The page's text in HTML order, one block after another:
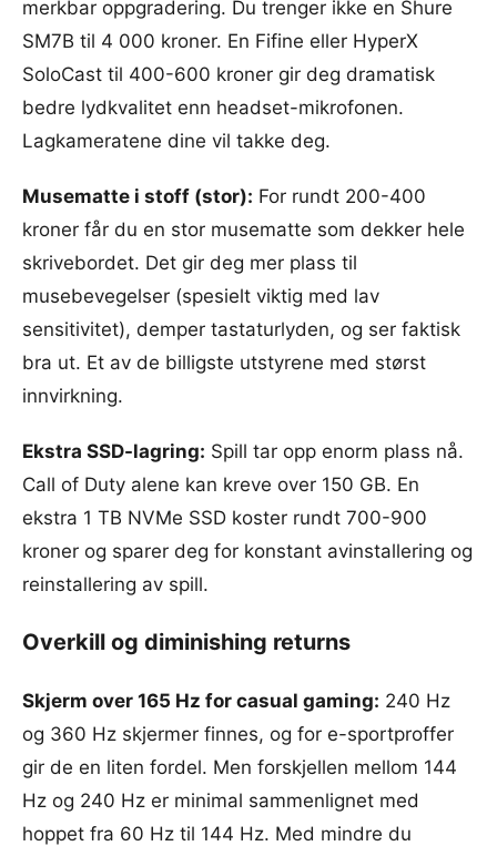
merkbar oppgradering. Du trenger ikke en Shure
SM7B til 4 000 kroner. En Fifine eller HyperX
SoloCast til 400-600 kroner gir deg dramatisk
bedre lydkvalitet enn headset-mikrofonen.
Lagkameratene dine vil takke deg.
Musematte i stoff (stor): For rundt 200-400
kroner får du en stor musematte som dekker hele
skrivebordet. Det gir deg mer plass til
musebevegelser (spesielt viktig med lav
sensitivitet), demper tastaturlyden, og ser faktisk
bra ut. Et av de billigste utstyrene med størst
innvirkning.
Ekstra SSD-lagring: Spill tar opp enorm plass nå.
Call of Duty alene kan kreve over 150 GB. En
ekstra 1 TB NVMe SSD koster rundt 700-900
kroner og sparer deg for konstant avinstallering og
reinstallering av spill.
Overkill og diminishing returns
Skjerm over 165 Hz for casual gaming: 240 Hz
og 360 Hz skjermer finnes, og for e-sportproffer
gir de en liten fordel. Men forskjellen mellom 144
Hz og 240 Hz er minimal sammenlignet med
hoppet fra 60 Hz til 144 Hz. Med mindre du